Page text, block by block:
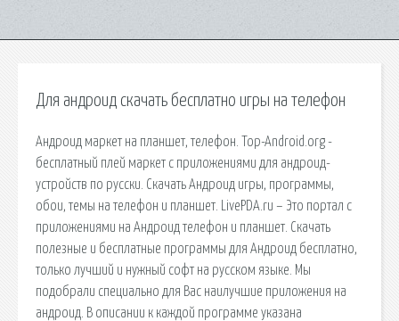
Для андроид скачать бесплатно игры на телефон
Андроид маркет на планшет, телефон. Top-Android.org -
бесплатный плей маркет с приложениями для андроид-
устройств по русски. Скачать Андроид игры, программы,
обои, темы на телефон и планшет. LivePDA.ru – Это портал с
приложениями на Андроид телефон и планшет. Скачать
полезные и бесплатные программы для Андроид бесплатно,
только лучший и нужный софт на русском языке. Мы
подобрали специально для Вас наилучшие приложения на
андроид. В описании к каждой программе указана